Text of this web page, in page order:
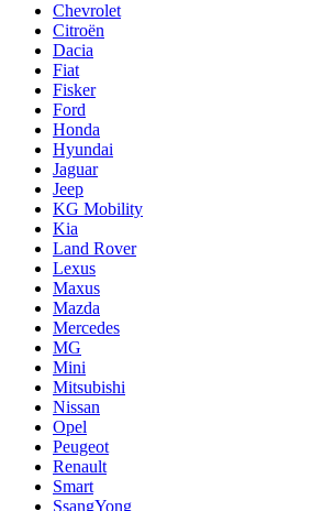
Chevrolet
Citroën
Dacia
Fiat
Fisker
Ford
Honda
Hyundai
Jaguar
Jeep
KG Mobility
Kia
Land Rover
Lexus
Maxus
Mazda
Mercedes
MG
Mini
Mitsubishi
Nissan
Opel
Peugeot
Renault
Smart
SsangYong